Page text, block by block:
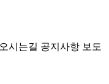
오시는길 공지사항 보도